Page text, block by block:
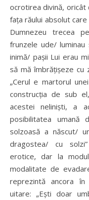
ocrotirea divină, oricât
fața răului absolut
Dumnezeu trecea
frunzele ude/
inimă/ pașii Lui erau
să mă îmbrățișeze cu
„Cerul e martorul
construcția de sub
acestei neliniști, a
posibilitatea umană
solzoasă a născut/
dragostea/ cu solzi”
erotice, dar la
modalitate de
reprezintă ancora
uitare: „Ești doar